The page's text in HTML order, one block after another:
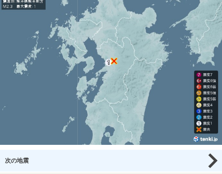
次の地震